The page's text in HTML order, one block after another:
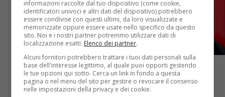
informazioni raccolte dal tuo dispositivo (come cookie,
identificatori univoci e altri dati del dispositivo) potrebbero
essere condivise con questi ultimi, da loro visualizzate e
memorizzate oppure essere usate nello specifico da questo
sito. Noi e i nostri partner potremmo utilizzare dati di
localizzazione esatti. Elenco dei partner.
Alcuni fornitori potrebbero trattare i tuoi dati personali sulla
base dell'interesse legittimo, al quale puoi opporti gestendo
le tue opzioni qui sotto. Cerca un link in fondo a questa
pagina o nel menu del sito per gestire o revocare il consenso
nelle impostazioni della privacy e dei cookie.